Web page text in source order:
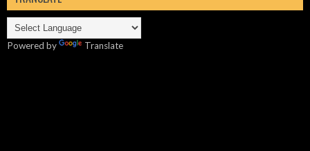
Powered by Translate